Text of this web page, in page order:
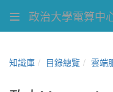
政治大學電算中
知識庫 目錄總覽 雲端